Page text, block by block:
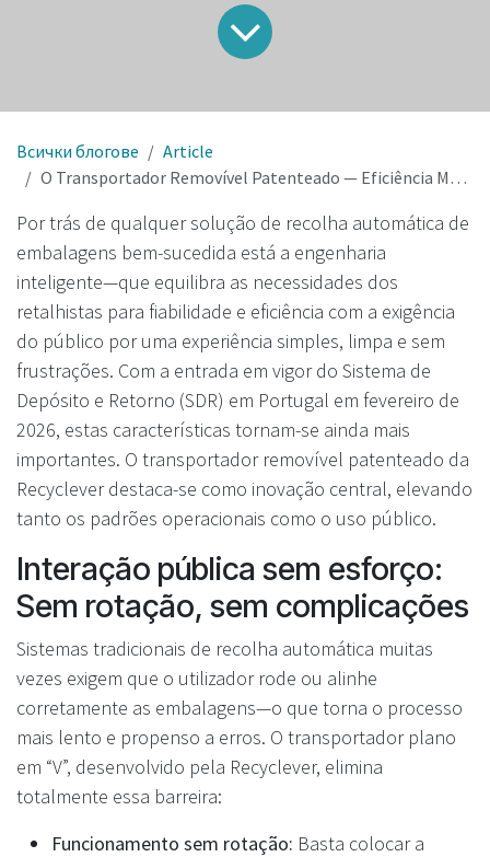
Всички блогове
Article
O Transportador Removível Patenteado — Eficiência Máxima para Retalhistas e Facilidade para o Público
Por trás de qualquer solução de recolha automática de
embalagens bem-sucedida está a engenharia
inteligente—que equilibra as necessidades dos
retalhistas para fiabilidade e eficiência com a exigência
do público por uma experiência simples, limpa e sem
frustrações. Com a entrada em vigor do Sistema de
Depósito e Retorno (SDR) em Portugal em fevereiro de
2026, estas características tornam-se ainda mais
importantes. O transportador removível patenteado da
Recyclever destaca-se como inovação central, elevando
tanto os padrões operacionais como o uso público.
Interação pública sem esforço:
Sem rotação, sem complicações
Sistemas tradicionais de recolha automática muitas
vezes exigem que o utilizador rode ou alinhe
corretamente as embalagens—o que torna o processo
mais lento e propenso a erros. O transportador plano
em “V”, desenvolvido pela Recyclever, elimina
totalmente essa barreira:
Funcionamento sem rotação: Basta colocar a